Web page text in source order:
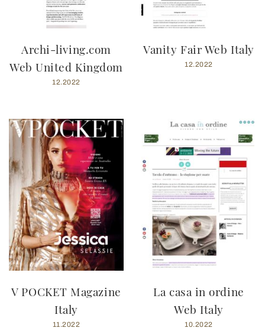
Archi-living.com
Web United Kingdom
12.2022
Vanity Fair Web Italy
12.2022
V POCKET Magazine
Italy
11.2022
La casa in ordine
Web Italy
10.2022